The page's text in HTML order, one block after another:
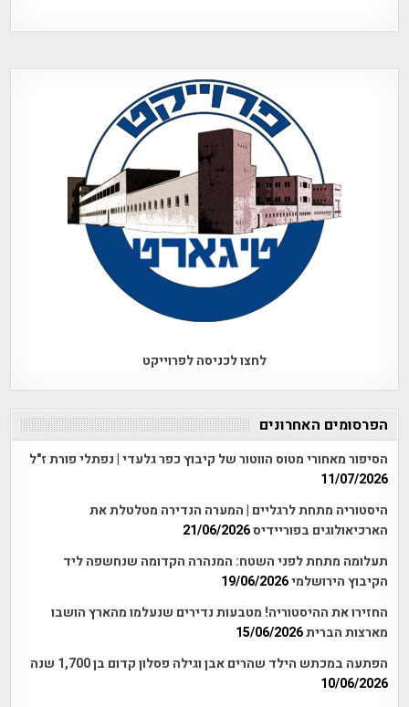
לחצו לכניסה לפרוייקט
הפרסומים האחרונים
הסיפור מאחורי מטוס הווטור של קיבוץ כפר גלעדי | נפתלי פורת ז"ל
11/07/2026
היסטוריה מתחת לרגליים | המערה הנדירה מטלטלת את
הארכיאולוגים בפוריידיס21/06/2026
תעלומה מתחת לפני השטח: המנהרה הקדומה שנחשפה ליד
הקיבוץ הירושלמי19/06/2026
החזירו את ההיסטוריה! מטבעות נדירים שנעלמו מהארץ הושבו
מארצות הברית15/06/2026
הפתעה במכתש הילד שהרים אבן וגילה פסלון קדום בן 1,700 שנה
10/06/2026